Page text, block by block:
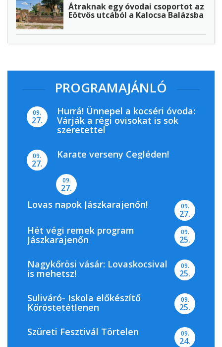
Átraknak egy óvodai csoportot az
Eötvös utcából a Kalocsa Balázsba
PROGRAMAJÁNLÓ
09.
27.
Hurrá! Ünnepel a kocséri óvoda:
Várják a régi ovisokat is sok
szeretettel
09.
27.
Karate verseny Cegléden!
09.
27.
Lovas napok Jászkarajenőn! 09.
27.
Hét végi remek program
Jászkarajenőn
09.
25.
Nagykőrösi vásár: Lovaskocsival
is mehetsz!
09.
25.
Suliváró- Iskola előkészítő
Kőröstetétlenen
09.
25.
Szüreti Fesztivál Törtelen 09.
24.